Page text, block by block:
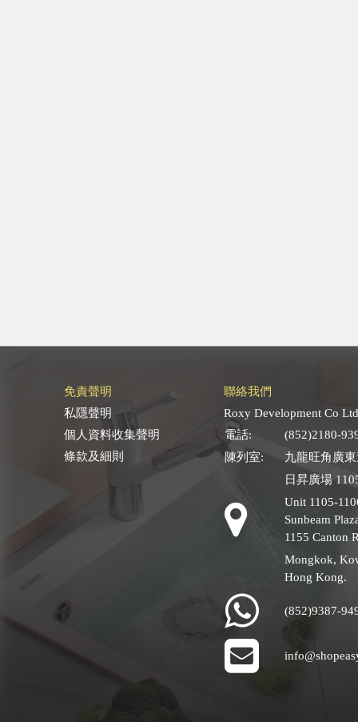
免責聲明
私隱聲明
個人資料收集聲明
條款及細則
聯絡我們
Roxy Development Co
電話:
(852)2180-
陳列室:
九龍旺角廣
日昇廣場
Unit 1105-
Sunbeam
1155 Canton
Mongkok,
Hong Kong.
(852)9387-